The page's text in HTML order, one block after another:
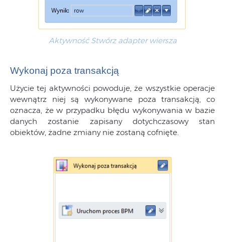
Aktywność Stwórz adapter wiersza
Wykonaj poza transakcją
Użycie tej aktywności powoduje, że wszystkie operacje
wewnątrz niej są wykonywane poza transakcją, co
oznacza, że w przypadku błędu wykonywania w bazie
danych zostanie zapisany dotychczasowy stan
obiektów, żadne zmiany nie zostaną cofnięte.